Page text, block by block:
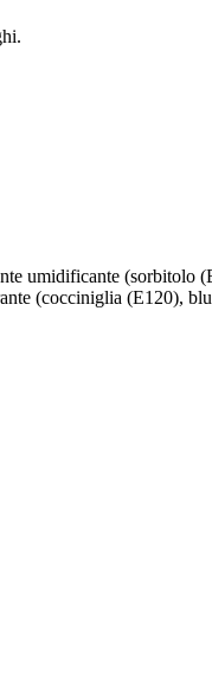
umidificante (sorbitolo
(cocciniglia (E120),